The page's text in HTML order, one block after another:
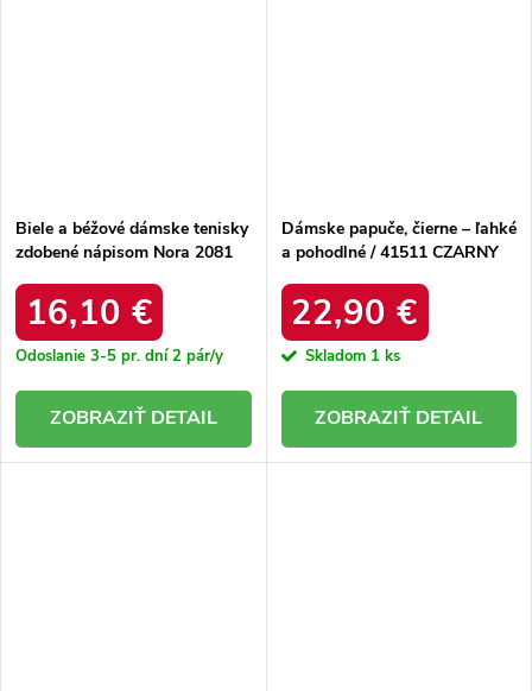
Biele a béžové dámske tenisky
zdobené nápisom Nora 2081
16,10 €
Odoslanie 3-5 pr. dní2 pár/y
DETAIL
Dámske papuče, čierne – ľahké
a pohodlné / 41511 CZARNY
22,90 €
Skladom 1 ks
DETAIL